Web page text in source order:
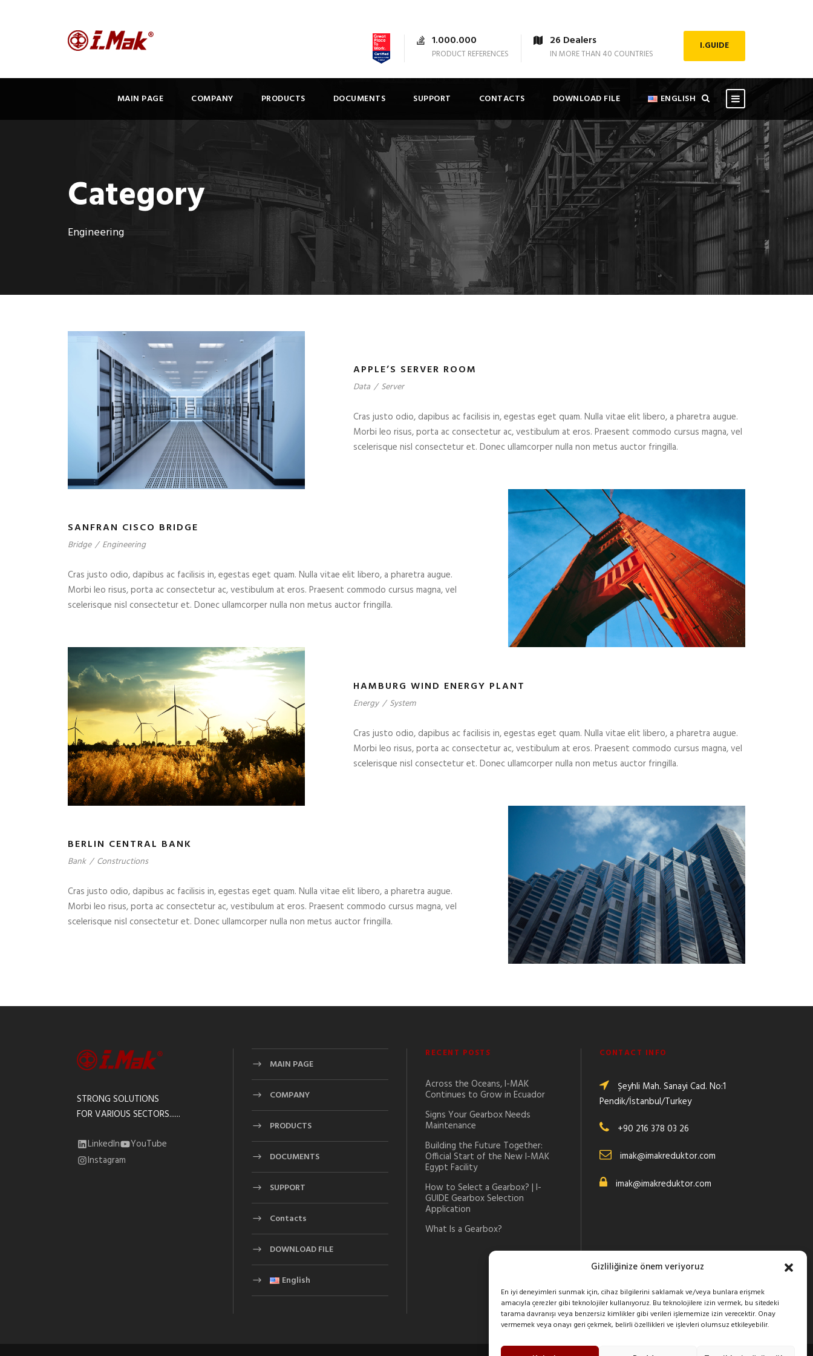
Gizliliğinize önem veriyoruz
En iyi deneyimleri sunmak için, cihaz bilgilerini saklamak ve/veya bunlara erişmek
amacıyla çerezler gibi teknolojiler kullanıyoruz. Bu teknolojilere izin vermek, bu sitedeki
tarama davranışı veya benzersiz kimlikler gibi verileri işlememize izin verecektir. Onay
vermemek veya onayı geri çekmek, belirli özellikleri ve işlevleri olumsuz etkileyebilir.
1.000.000
PRODUCT REFERENCES
26 Dealers
IN MORE THAN 40 COUNTRIES
I.GUIDE
MAIN PAGE COMPANY PRODUCTS DOCUMENTS SUPPORT CONTACTS DOWNLOAD FILE ENGLISH
Category
Engineering
APPLE’S SERVER ROOM
Data / Server
Cras justo odio, dapibus ac facilisis in, egestas eget quam. Nulla vitae elit libero, a pharetra augue.
Morbi leo risus, porta ac consectetur ac, vestibulum at eros. Praesent commodo cursus magna, vel
scelerisque nisl consectetur et. Donec ullamcorper nulla non metus auctor fringilla.
SANFRAN CISCO BRIDGE
Bridge / Engineering
Cras justo odio, dapibus ac facilisis in, egestas eget quam. Nulla vitae elit libero, a pharetra augue.
Morbi leo risus, porta ac consectetur ac, vestibulum at eros. Praesent commodo cursus magna, vel
scelerisque nisl consectetur et. Donec ullamcorper nulla non metus auctor fringilla.
HAMBURG WIND ENERGY PLANT
Energy / System
Cras justo odio, dapibus ac facilisis in, egestas eget quam. Nulla vitae elit libero, a pharetra augue.
Morbi leo risus, porta ac consectetur ac, vestibulum at eros. Praesent commodo cursus magna, vel
scelerisque nisl consectetur et. Donec ullamcorper nulla non metus auctor fringilla.
BERLIN CENTRAL BANK
Bank / Constructions
Cras justo odio, dapibus ac facilisis in, egestas eget quam. Nulla vitae elit libero, a pharetra augue.
Morbi leo risus, porta ac consectetur ac, vestibulum at eros. Praesent commodo cursus magna, vel
scelerisque nisl consectetur et. Donec ullamcorper nulla non metus auctor fringilla.
STRONG SOLUTIONS
FOR VARIOUS SECTORS......
LinkedIn
YouTube
Instagram
MAIN PAGE
COMPANY
PRODUCTS
DOCUMENTS
SUPPORT
Contacts
DOWNLOAD FILE
English
RECENT POSTS
Across the Oceans, I-MAK
Continues to Grow in Ecuador
Signs Your Gearbox Needs
Maintenance
Building the Future Together:
Official Start of the New I-MAK
Egypt Facility
How to Select a Gearbox? | I-
GUIDE Gearbox Selection
Application
What Is a Gearbox?
CONTACT INFO
Şeyhli Mah. Sanayi Cad. No:1
Pendik/İstanbul/Turkey
+90 216 378 03 26
imak@imakreduktor.com
imak@imakreduktor.com